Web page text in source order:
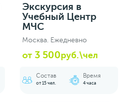
Экскурсия в
Учебный Центр
МЧС
Москва. Ежедневно
от 3 500руб.\чел
Состав
от 15 чел.
Время
4 часа